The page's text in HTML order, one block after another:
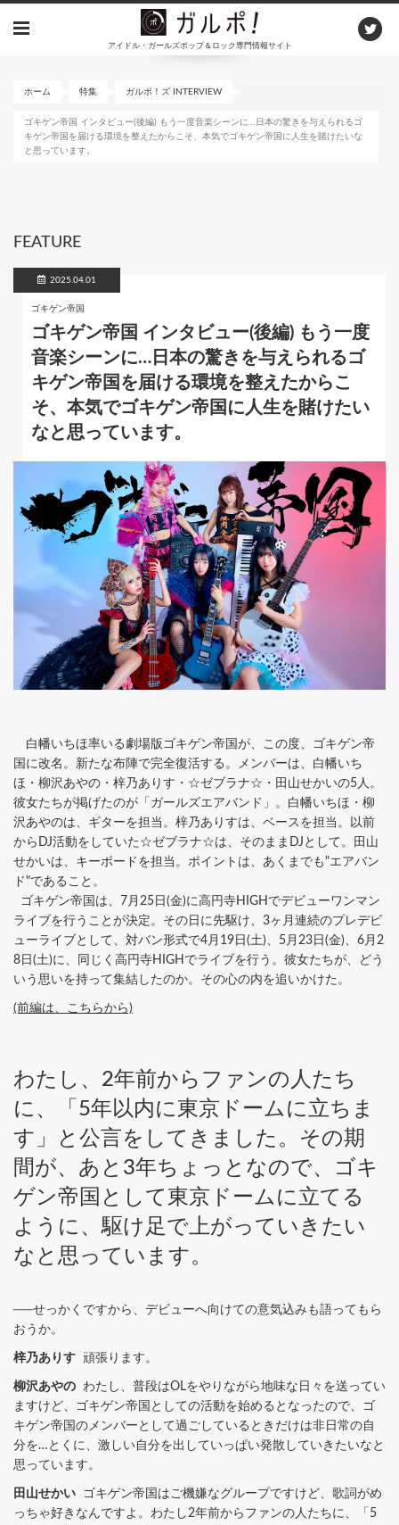
アイドル・ガールズポップ＆ロック専門情報サイト
ホーム 特集 ガルポ！ズ INTERVIEW
ゴキゲン帝国 インタビュー(後編) もう一度音楽シーンに…日本の驚きを与えられるゴ
キゲン帝国を届ける環境を整えたからこそ、本気でゴキゲン帝国に人生を賭けたいな
と思っています。
FEATURE
2025.04.01
ゴキゲン帝国
ゴキゲン帝国 インタビュー(後編) もう一度
音楽シーンに…日本の驚きを与えられるゴ
キゲン帝国を届ける環境を整えたからこ
そ、本気でゴキゲン帝国に人生を賭けたい
なと思っています。
白幡いちほ率いる劇場版ゴキゲン帝国が、この度、ゴキゲン帝
国に改名。新たな布陣で完全復活する。メンバーは、白幡いち
ほ・柳沢あやの・梓乃ありす・☆ゼブラナ☆・田山せかいの5人。
彼女たちが掲げたのが「ガールズエアバンド」。白幡いちほ・柳
沢あやのは、ギターを担当。梓乃ありすは、ベースを担当。以前
からDJ活動をしていた☆ゼブラナ☆は、そのままDJとして。田山
せかいは、キーボードを担当。ポイントは、あくまでも"エアバン
ド"であること。
ゴキゲン帝国は、7月25日(金)に高円寺HIGHでデビューワンマン
ライブを行うことが決定。その日に先駆け、3ヶ月連続のプレデビ
ューライブとして、対バン形式で4月19日(土)、5月23日(金)、6月2
8日(土)に、同じく高円寺HIGHでライブを行う。彼女たちが、どう
いう思いを持って集結したのか。その心の内を追いかけた。
(前編は、こちらから)
わたし、2年前からファンの人たち
に、「5年以内に東京ドームに立ちま
す」と公言をしてきました。その期
間が、あと3年ちょっとなので、ゴキ
ゲン帝国として東京ドームに立てる
ように、駆け足で上がっていきたい
なと思っています。
──せっかくですから、デビューへ向けての意気込みも語ってもら
おうか。
梓乃ありす 頑張ります。
柳沢あやの わたし、普段はOLをやりながら地味な日々を送ってい
ますけど、ゴキゲン帝国としての活動を始めるとなったので、ゴ
キゲン帝国のメンバーとして過ごしているときだけは非日常の自
分を…とくに、激しい自分を出していっぱい発散していきたいなと
思っています。
田山せかい ゴキゲン帝国はご機嫌なグループですけど、歌詞がめ
っちゃ好きなんですよ。わたし2年前からファンの人たちに、「5